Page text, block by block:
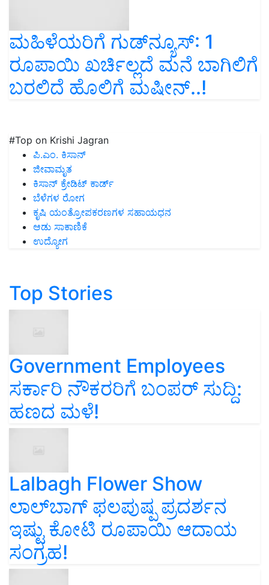
ಮಹಿಳೆಯರಿಗೆ ಗುಡ್‌ನ್ಯೂಸ್‌: 1
ರೂಪಾಯಿ ಖರ್ಚಿಲ್ಲದೆ ಮನೆ ಬಾಗಿಲಿಗೆ
ಬರಲಿದೆ ಹೊಲಿಗೆ ಮಷೀನ್..!
#Top on Krishi Jagran
ಪಿ.ಎಂ. ಕಿಸಾನ್
ಜೀವಾಮೃತ
ಕಿಸಾನ್ ಕ್ರೇಡಿಟ್ ಕಾರ್ಡ್
ಬೆಳೆಗಳ ರೋಗ
ಕೃಷಿ ಯಂತ್ರೋಪಕರಣಗಳ ಸಹಾಯಧನ
ಆಡು ಸಾಕಾಣಿಕೆ
ಉದ್ಯೋಗ
Top Stories
Government Employees
ಸರ್ಕಾರಿ ನೌಕರರಿಗೆ ಬಂಪರ್‌ ಸುದ್ದಿ:
ಹಣದ ಮಳೆ!
Lalbagh Flower Show
ಲಾಲ್‌ಬಾಗ್ ಫಲಪುಷ್ಪ ಪ್ರದರ್ಶನ
ಇಷ್ಟು ಕೋಟಿ ರೂಪಾಯಿ ಆದಾಯ
ಸಂಗ್ರಹ!